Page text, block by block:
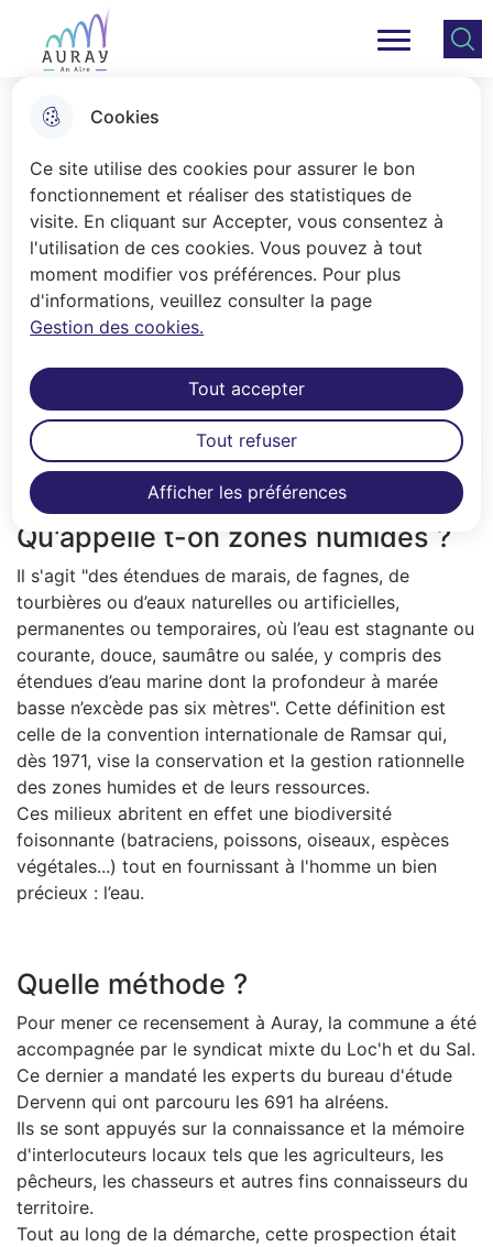
Cookies
Ce site utilise des cookies pour assurer le bon
fonctionnement et réaliser des statistiques de
visite. En cliquant sur Accepter, vous consentez à
l'utilisation de ces cookies. Vous pouvez à tout
moment modifier vos préférences. Pour plus
d'informations, veuillez consulter la page
Gestion des cookies.
Afficher les préférences
Tout accepter
Tout refuser
Aller
au
menu
Consulter
le plan
Ville Auray Menu principal
Accueil
Réalisé entre juin 2010 et juin 2011,
l'inventaire des zones humides est
intégré au Plan Local d'Urbanisme.
Qu'appelle t-on zones humides ?
Il s'agit "des étendues de marais, de fagnes, de
tourbières ou d’eaux naturelles ou artificielles,
permanentes ou temporaires, où l’eau est stagnante ou
courante, douce, saumâtre ou salée, y compris des
étendues d’eau marine dont la profondeur à marée
basse n’excède pas six mètres". Cette définition est
celle de la convention internationale de Ramsar qui,
dès 1971, vise la conservation et la gestion rationnelle
des zones humides et de leurs ressources.
Ces milieux abritent en effet une biodiversité
foisonnante (batraciens, poissons, oiseaux, espèces
végétales...) tout en fournissant à l'homme un bien
précieux : l’eau.
Quelle méthode ?
Pour mener ce recensement à Auray, la commune a été
accompagnée par le syndicat mixte du Loc'h et du Sal.
Ce dernier a mandaté les experts du bureau d'étude
Dervenn qui ont parcouru les 691 ha alréens.
Ils se sont appuyés sur la connaissance et la mémoire
d'interlocuteurs locaux tels que les agriculteurs, les
pêcheurs, les chasseurs et autres fins connaisseurs du
territoire.
Tout au long de la démarche, cette prospection était